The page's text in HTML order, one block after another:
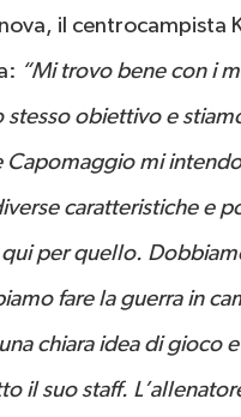
il centrocampista
“Mi trovo bene con i
obiettivo e
mi
caratteristiche e
per quello.
fare la guerra in
chiara idea di gioco
il suo staff.